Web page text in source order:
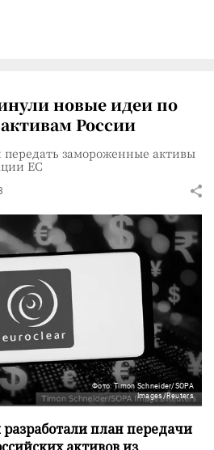
новые идеи по
России
замороженные активы
ЕС
Фото: Timon Schneider/SOPA
Images/Reuters
план передачи